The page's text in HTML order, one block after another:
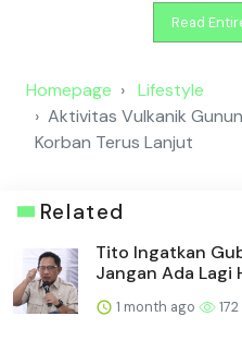
Read
Homepage
Lifestyle
Aktivitas Vulkanik
Korban Terus Lanjut
Related
Tito Ingatkan
Jangan Ada Lagi
1 month ago 172